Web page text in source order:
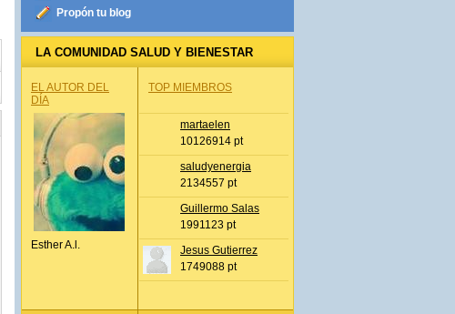
Propón tu blog
LA COMUNIDAD SALUD Y BIENESTAR
EL AUTOR DEL
DÍA
Esther A.l.
TOP MIEMBROS
martaelen
10126914 pt
saludyenergia
2134557 pt
Guillermo Salas
1991123 pt
Jesus Gutierrez
1749088 pt